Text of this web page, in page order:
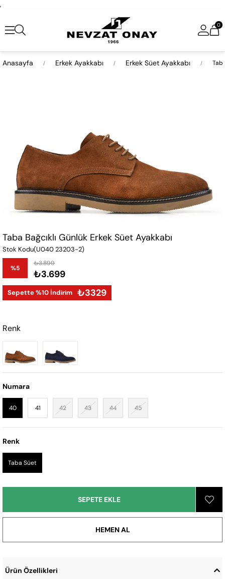
,
0
Anasayfa Erkek Ayakkabı Erkek Süet Ayakkabı
Taba Bağcıklı Günlük Erkek Süet Ayakkabı
Stok Kodu(U040 23203-2)
%5
İndirim
₺3.899
₺3.699
Sepette %10 İndirim ₺3329
Renk
Numara
40 41 42 43 44 45
Renk
Taba Süet
Ürün Özellikleri